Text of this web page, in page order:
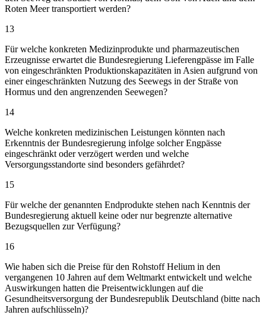
Roten Meer transportiert werden?
13
Für welche konkreten Medizinprodukte und pharmazeutischen
Erzeugnisse erwartet die Bundesregierung Lieferengpässe im Falle
von eingeschränkten Produktionskapazitäten in Asien aufgrund von
einer eingeschränkten Nutzung des Seewegs in der Straße von
Hormus und den angrenzenden Seewegen?
14
Welche konkreten medizinischen Leistungen könnten nach
Erkenntnis der Bundesregierung infolge solcher Engpässe
eingeschränkt oder verzögert werden und welche
Versorgungsstandorte sind besonders gefährdet?
15
Für welche der genannten Endprodukte stehen nach Kenntnis der
Bundesregierung aktuell keine oder nur begrenzte alternative
Bezugsquellen zur Verfügung?
16
Wie haben sich die Preise für den Rohstoff Helium in den
vergangenen 10 Jahren auf dem Weltmarkt entwickelt und welche
Auswirkungen hatten die Preisentwicklungen auf die
Gesundheitsversorgung der Bundesrepublik Deutschland (bitte nach
Jahren aufschlüsseln)?